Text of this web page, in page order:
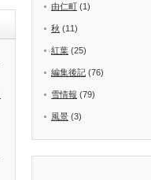
由仁町 (1)
秋 (11)
紅葉 (25)
編集後記 (76)
雪情報 (79)
風景 (3)